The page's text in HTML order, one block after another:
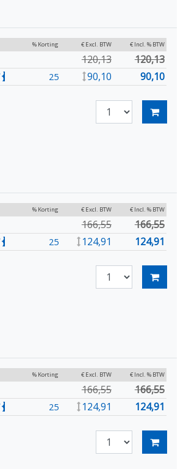
% Korting € Excl. BTW € Incl. % BTW
120,13 120,13
25 90,10 90,10
% Korting € Excl. BTW € Incl. % BTW
166,55 166,55
25 124,91 124,91
% Korting € Excl. BTW € Incl. % BTW
166,55 166,55
25 124,91 124,91